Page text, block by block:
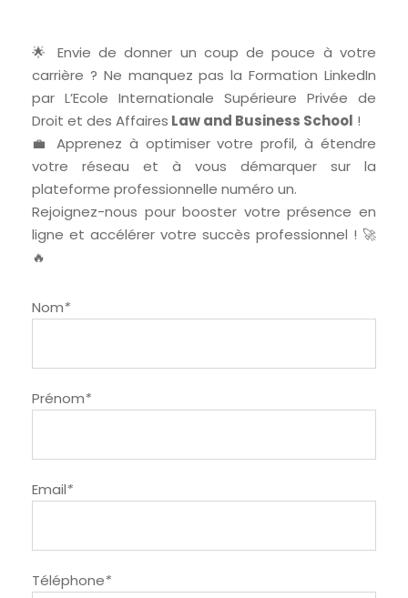
🌟 Envie de donner un coup de pouce à votre
carrière ? Ne manquez pas la Formation LinkedIn
par L’Ecole Internationale Supérieure Privée de
Droit et des Affaires Law and Business School !
💼 Apprenez à optimiser votre profil, à étendre
votre réseau et à vous démarquer sur la
plateforme professionnelle numéro un.
Rejoignez-nous pour booster votre présence en
ligne et accélérer votre succès professionnel ! 🚀
🔥
Nom*
Prénom*
Email*
Téléphone*